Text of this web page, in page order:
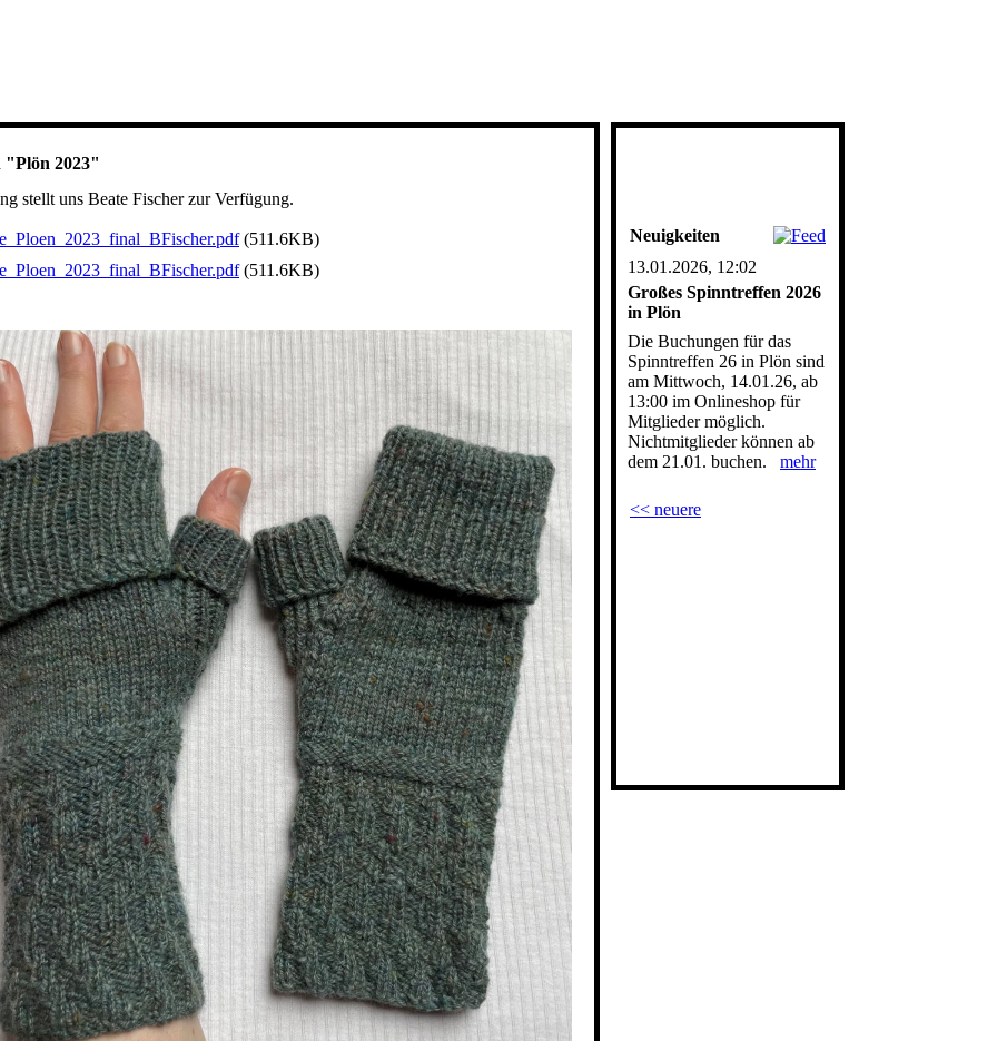
"Plön 2023"
stellt uns Beate Fischer zur Verfügung.
(511.6KB)
(511.6KB)
Neuigkeiten
13.01.2026, 12:02
Großes Spinntreffen 2026
in Plön
Die Buchungen für das
Spinntreffen 26 in Plön sind
am Mittwoch, 14.01.26, ab
13:00 im Onlineshop für
Mitglieder möglich.
Nichtmitglieder können ab
dem 21.01. buchen. mehr
<< neuere